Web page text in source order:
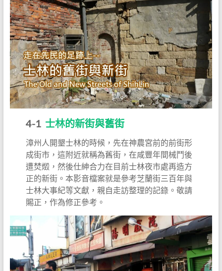
4-1 士林的新街與舊街
漳州人開墾士林的時候，先在神農宮前的前街形
成街市，這附近就稱為舊街，在咸豐年間械鬥後
遭焚燬，然後仕紳合力在目前士林夜市處再造方
正的新街。本影音檔案就是參考芝蘭街三百年與
士林大事紀等文獻，親自走訪整理的記錄。敬請
賜正，作為修正參考。